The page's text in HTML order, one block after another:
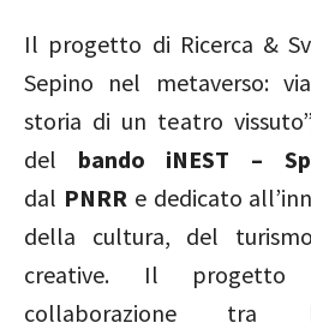
Il progetto di Ricerca &
Sepino nel metaverso:
storia di un teatro
del bando iNEST –
dal PNRR e dedicato
della cultura, del
creative. Il
collaborazione tra